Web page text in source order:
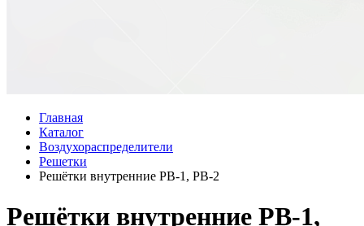
Главная
Каталог
Воздухораспределители
Решетки
Решётки внутренние РВ-1, РВ-2
Решётки внутренние РВ-1,